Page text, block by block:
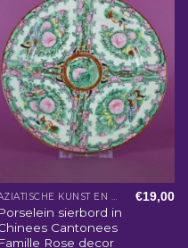
AZIATISCHE KUNST EN WOONACCESSOIRES
Porselein sierbord in
Cantonees
Famille Rose decor
€19,00